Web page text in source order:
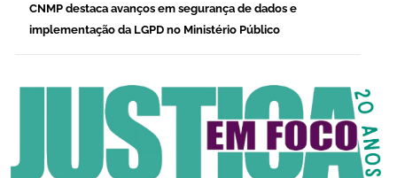
CNMP destaca avanços em segurança de dados e
implementação da LGPD no Ministério Público